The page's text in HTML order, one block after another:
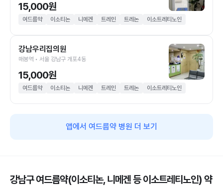
15,000원
여드름약 이소티논 니메겐 트레인 트레논 이소트레티노인
강남우리집의원
매봉역 • 서울 강남구 개포4동
15,000원
여드름약 이소티논 니메겐 트레인 트레논 이소트레티노인
앱에서 여드름약 병원 더 보기
강남구 여드름약(이소티논, 니메겐 등 이소트레티노인) 약